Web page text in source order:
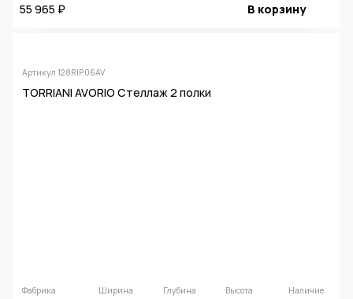
55 965 ₽ В корзину
Артикул 128RIP.06AV
TORRIANI AVORIO Стеллаж 2 полки
Фабрика
Ширина
Глубина
Высота
Наличие